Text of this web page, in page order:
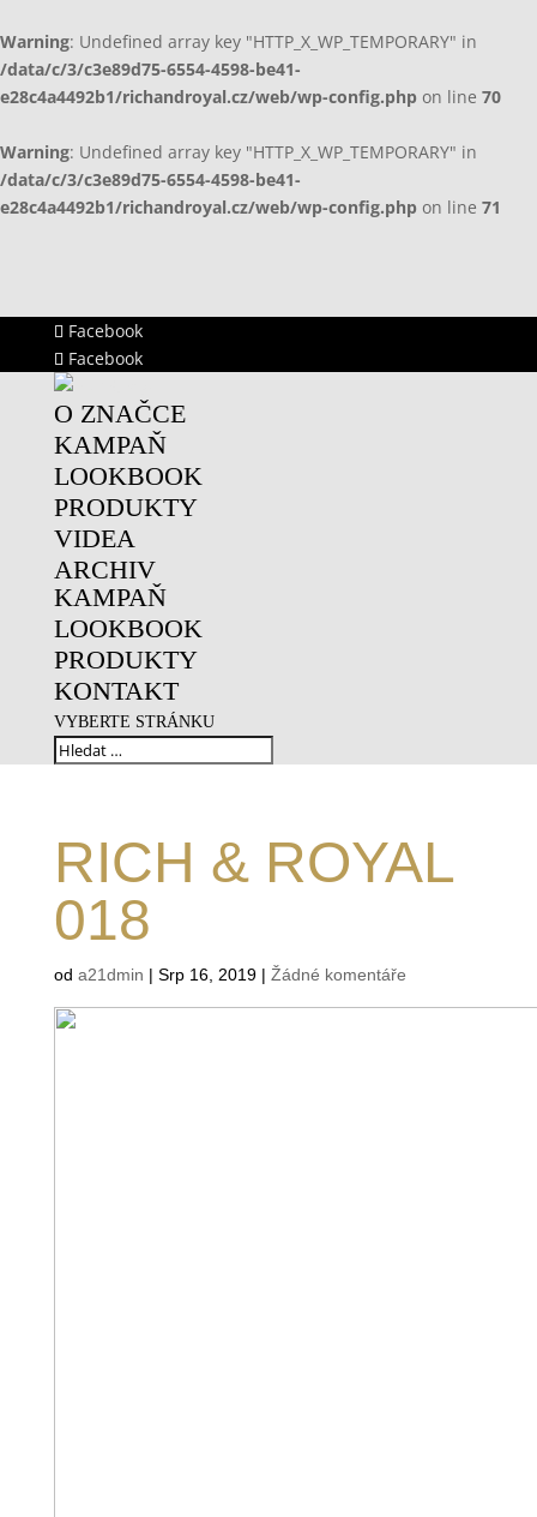
Warning: Undefined array key "HTTP_X_WP_TEMPORARY" in
/data/c/3/c3e89d75-6554-4598-be41-
e28c4a4492b1/richandroyal.cz/web/wp-config.php on line 70
Warning: Undefined array key "HTTP_X_WP_TEMPORARY" in
/data/c/3/c3e89d75-6554-4598-be41-
e28c4a4492b1/richandroyal.cz/web/wp-config.php on line 71
Facebook
Facebook
O ZNAČCE
KAMPAŇ
LOOKBOOK
PRODUKTY
VIDEA
ARCHIV
KAMPAŇ
LOOKBOOK
PRODUKTY
KONTAKT
VYBERTE STRÁNKU
RICH & ROYAL
018
od a21dmin | Srp 16, 2019| Žádné komentáře